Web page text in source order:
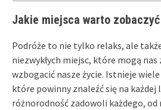
Jakie miejsca warto
Podróże to nie tylko relaks, ale
niezwykłych miejsc, które mogą
wzbogacić nasze życie. Istnieje
które powinny znaleźć się na każdej
różnorodność zadowoli każdego, od